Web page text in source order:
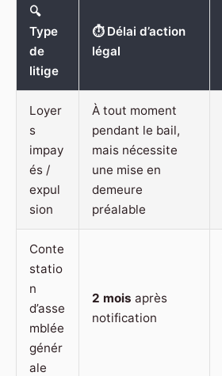
🔍
Type
de
litige
⏱️ Délai d’action
légal
Loyer
s
impay
és /
expul
sion
À tout moment
pendant le bail,
mais nécessite
une mise en
demeure
préalable
Conte
statio
n
d’asse
mblée
génér
ale
2 mois après
notification